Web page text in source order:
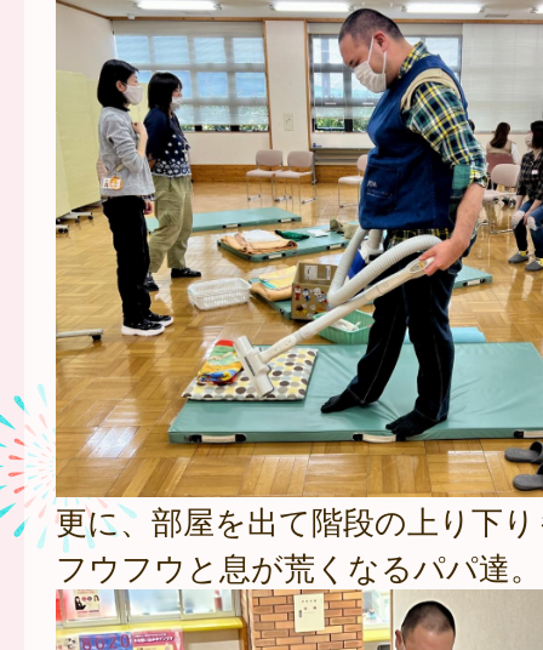
更に、部屋を出て階段の上り下
フウフウと息が荒くなるパパ達。